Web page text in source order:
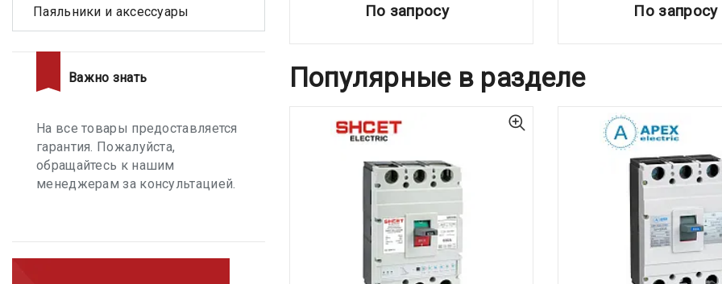
По запросу По запросу
Популярные в разделе
Паяльники и аксессуары
Важно знать
На все товары предоставляется
гарантия. Пожалуйста,
обращайтесь к нашим
менеджерам за консультацией.